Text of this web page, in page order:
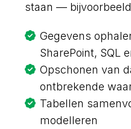
staan —
Gegevens
SharePoint, SQL
Opschonen van
ontbrekende
Tabellen
modelleren